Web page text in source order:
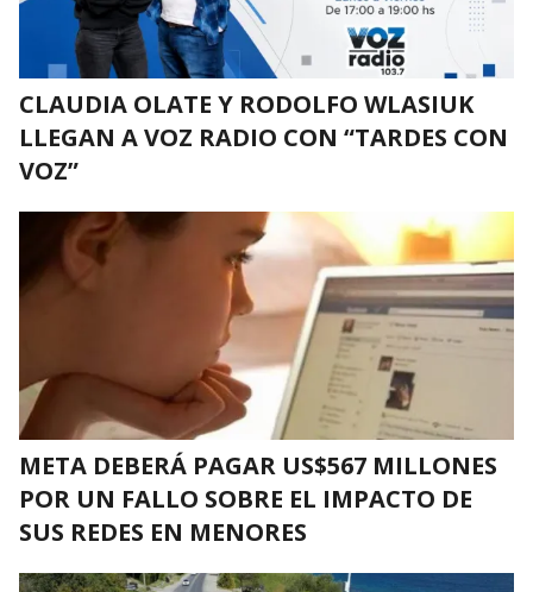
CLAUDIA OLATE Y RODOLFO WLASIUK
LLEGAN A VOZ RADIO CON “TARDES CON
VOZ”
META DEBERÁ PAGAR US$567 MILLONES
POR UN FALLO SOBRE EL IMPACTO DE
SUS REDES EN MENORES